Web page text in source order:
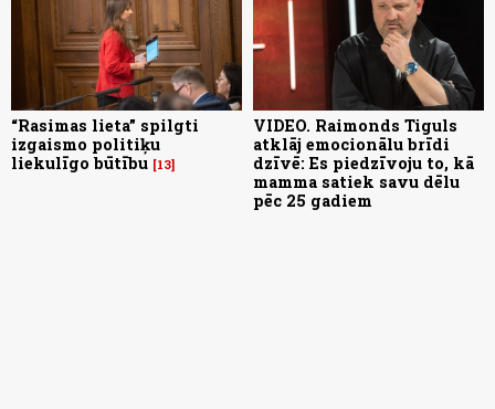
“Rasimas lieta” spilgti
izgaismo politiķu
liekulīgo būtību 13
VIDEO. Raimonds Tiguls
atklāj emocionālu brīdi
dzīvē: Es piedzīvoju to, kā
mamma satiek savu dēlu
pēc 25 gadiem